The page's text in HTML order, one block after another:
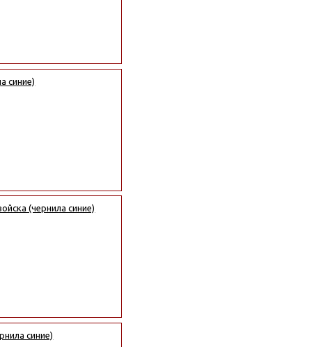
синие)
(чернила синие)
синие)